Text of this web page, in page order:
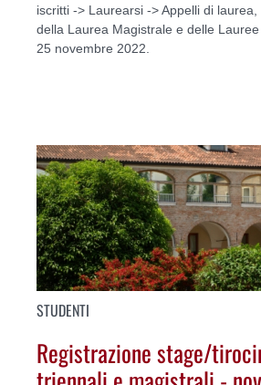
iscritti -> Laurearsi -> Appelli di
della Laurea Magistrale e delle
25 novembre 2022.
STUDENTI
Registrazione stage/